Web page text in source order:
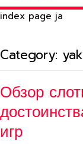
index page ja
Category:
Обзор
игр